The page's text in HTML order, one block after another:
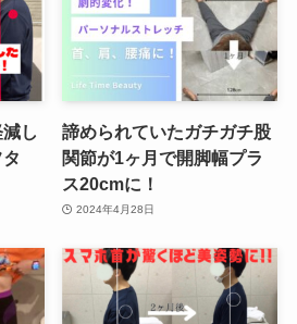
し
諦められていたガチガチ股
関節が1ヶ月で開脚幅プラ
ス20cmに！
2024年4月28日